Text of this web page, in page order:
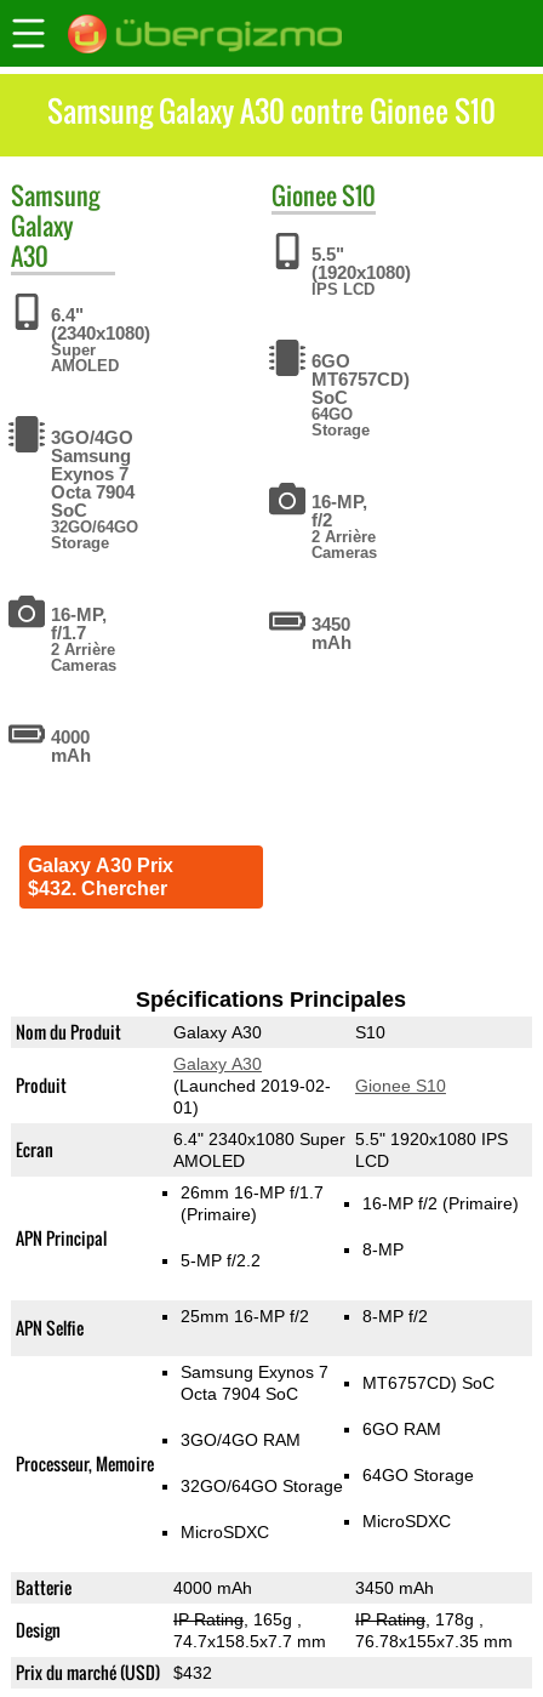
Samsung Galaxy A30 contre Gionee S10
Samsung
Galaxy
A30
6.4"
(2340x1080)
Super
AMOLED
3GO/4GO
Samsung
Exynos 7
Octa 7904
SoC
32GO/64GO
Storage
16-MP,
f/1.7
2 Arrière
Cameras
4000
mAh
Galaxy A30 Prix
$432. Chercher
GioneeS10
5.5"
(1920x1080)
IPS LCD
6GO
MT6757CD)
SoC
64GO
Storage
16-MP,
f/2
2 Arrière
Cameras
3450
mAh
Spécifications Principales
Nom du Produit Galaxy A30 S10
Produit
Galaxy A30
(Launched 2019-02-
01)
Gionee S10
Ecran
6.4" 2340x1080 Super
AMOLED
5.5" 1920x1080 IPS
LCD
APN Principal
26mm 16-MP f/1.7
(Primaire)
5-MP f/2.2
16-MP f/2 (Primaire)
8-MP
APN Selfie 25mm 16-MP f/2 8-MP f/2
Processeur, Memoire
Samsung Exynos 7
Octa 7904 SoC
3GO/4GO RAM
32GO/64GO Storage
MicroSDXC
MT6757CD) SoC
6GO RAM
64GO Storage
MicroSDXC
Batterie 4000 mAh 3450 mAh
Design IP Rating, 165g
74.7x158.5x7.7 mm
IP Rating, 178g
76.78x155x7.35 mm
Prix du marché (USD) $432